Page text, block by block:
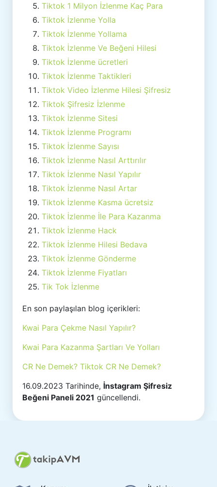
Tiktok 1 Milyon İzlenme Kaç Para
Tiktok İzlenme Yolla
Tiktok İzlenme Yollama
Tiktok İzlenme Ve Beğeni Hilesi
Tiktok İzlenme ücretleri
Tiktok İzlenme Taktikleri
Tiktok Video İzlenme Hilesi Şifresiz
Tiktok Şifresiz İzlenme
Tiktok İzlenme Sitesi
Tiktok İzlenme Programı
Tiktok İzlenme Sayısı
Tiktok İzlenme Nasıl Arttırılır
Tiktok İzlenme Nasıl Yapılır
Tiktok İzlenme Nasıl Artar
Tiktok İzlenme Kasma ücretsiz
Tiktok İzlenme İle Para Kazanma
Tiktok İzlenme Hack
Tiktok İzlenme Hilesi Bedava
Tiktok İzlenme Gönderme
Tiktok İzlenme Fiyatları
Tik Tok İzlenme
En son paylaşılan blog içerikleri:
Kwai Para Çekme Nasıl Yapılır?
Kwai Para Kazanma Şartları Ve Yolları
CR Ne Demek? Tiktok CR Ne Demek?
16.09.2023 Tarihinde, İnstagram Şifresiz
Beğeni Paneli 2021 güncellendi.